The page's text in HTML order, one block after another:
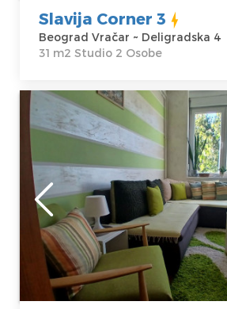
Slavija Corner 3
Beograd Vračar ~ Deligradska 4
31 m2 Studio 2 Osobe
Dvosoban Apartman Nada
Beograd Vracar. Na samo
hoda od Hrama Svetog Save.
Beograd
Lokacija:
Beograd Vračar
Adresa:
Kursulina 10
Cena45 €
Gosti:5
m2